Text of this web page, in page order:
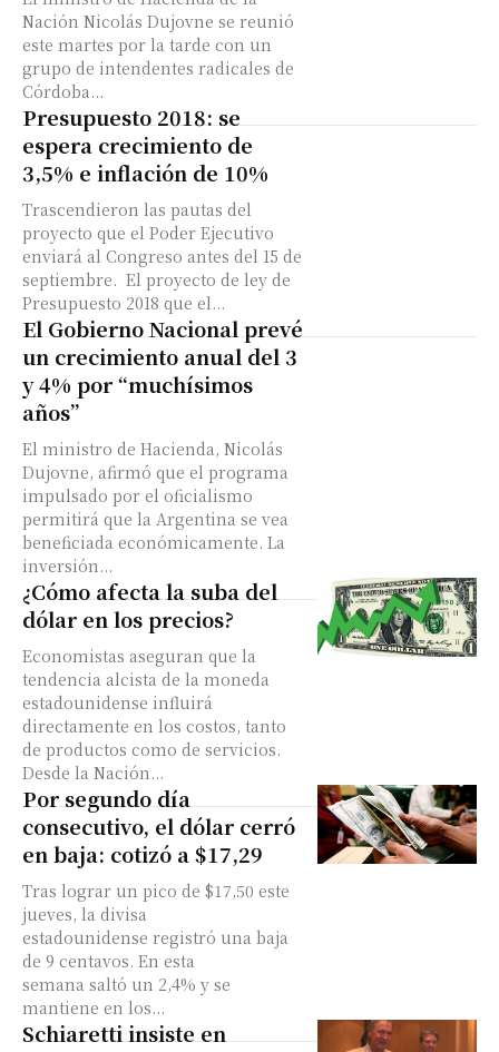
Nación Nicolás Dujovne se reunió
este martes por la tarde con un
grupo de intendentes radicales de
Córdoba...
Presupuesto 2018: se
espera crecimiento de
3,5% e inflación de 10%
Trascendieron las pautas del
proyecto que el Poder Ejecutivo
enviará al Congreso antes del 15 de
septiembre. El proyecto de ley de
Presupuesto 2018 que el...
El Gobierno Nacional prevé
un crecimiento anual del 3
y 4% por “muchísimos
años”
El ministro de Hacienda, Nicolás
Dujovne, afirmó que el programa
impulsado por el oficialismo
permitirá que la Argentina se vea
beneficiada económicamente. La
inversión...
¿Cómo afecta la suba del
dólar en los precios?
Economistas aseguran que la
tendencia alcista de la moneda
estadounidense influirá
directamente en los costos, tanto
de productos como de servicios.
Desde la Nación...
Por segundo día
consecutivo, el dólar cerró
en baja: cotizó a $17,29
Tras lograr un pico de $17,50 este
jueves, la divisa
estadounidense registró una baja
de 9 centavos. En esta
semana saltó un 2,4% y se
mantiene en los...
Schiaretti insiste en